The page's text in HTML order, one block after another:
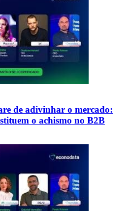
de adivinhar o mercado:
o achismo no B2B